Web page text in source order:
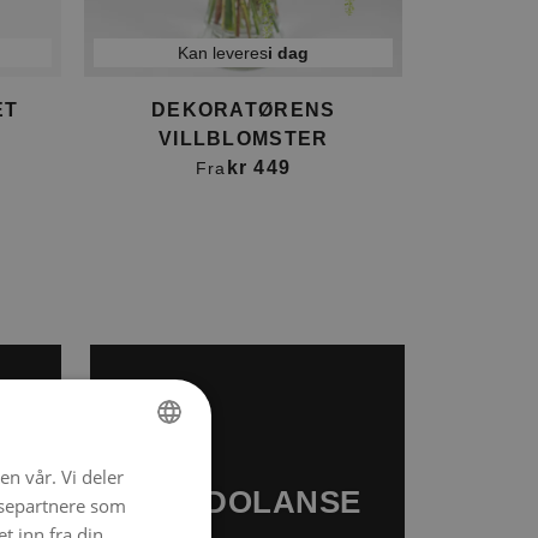
Kan leveresi dag
DEKORATØRENS
VILLBLOMSTER
Fra kr 449
KONDOLANSE
NORWEGIAN
ENGLISH
vår. Vi deler
som